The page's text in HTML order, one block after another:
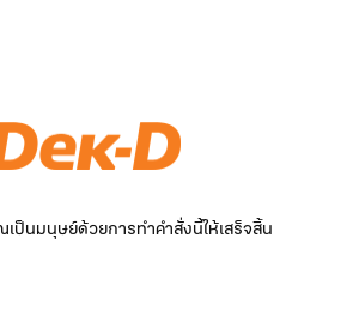
ป็นมนุษย์ด้วยการทำคำสั่งนี้ให้เสร็จสิ้น